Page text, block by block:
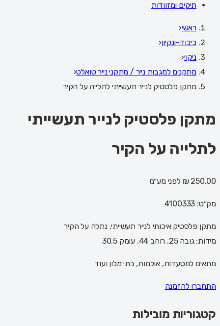
תיקים ומזוודות
ראשי‹
כיבוד-ונקיון‹
ניקוי‹
מתקנים למגבות נייר / מתקני נייר טואלט‹
מתקן פלסטיק לנייר תעשייתי לתלייה על הקיר
מתקן פלסטיק לנייר תעשייתי
לתלייה על הקיר
250.00 ₪ לפני מע״מ
מק״ט: 4100333
מתקן פלסטיק איכותי לנייר תעשייתי, נתלה על הקיר
מידות: גובה 25, רוחב 44, עומק 30.5
מתאים למסעדות, אולמות, בתי מלון ועוד
התחברו להזמנה
קטגוריות מובילות